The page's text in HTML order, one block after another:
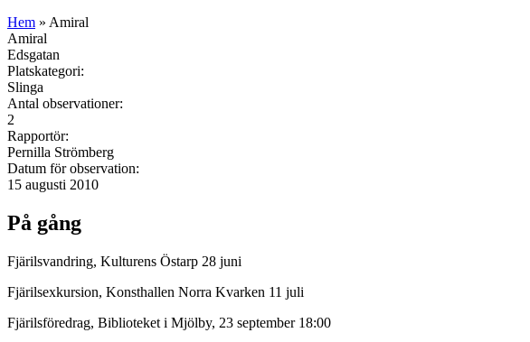
Hem » Amiral
Amiral
Edsgatan
Platskategori:
Slinga
Antal observationer:
2
Rapportör:
Pernilla Strömberg
Datum för observation:
15 augusti 2010
På gång
Fjärilsvandring, Kulturens Östarp 28 juni
Fjärilsexkursion, Konsthallen Norra Kvarken 11 juli
Fjärilsföredrag, Biblioteket i Mjölby, 23 september 18:00